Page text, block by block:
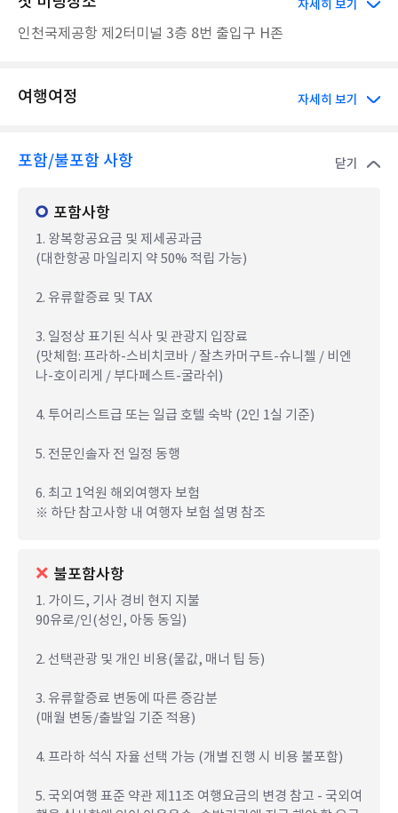
자세히 보기
인천국제공항 제2터미널 3층 8번 출입구 H존
여행여정 자세히 보기
포함/불포함 사항 닫기
포함사항
1. 왕복항공요금 및 제세공과금
(대한항공 마일리지 약 50% 적립 가능)
2. 유류할증료 및 TAX
3. 일정상 표기된 식사 및 관광지 입장료
(맛체험: 프라하-스비치코바 / 잘츠카머구트-슈니첼 / 비엔
나-호이리게 / 부다페스트-굴라쉬)
4. 투어리스트급 또는 일급 호텔 숙박 (2인 1실 기준)
5. 전문인솔자 전 일정 동행
6. 최고 1억원 해외여행자 보험
※ 하단 참고사항 내 여행자 보험 설명 참조
불포함사항
1. 가이드, 기사 경비 현지 지불
90유로/인(성인, 아동 동일)
2. 선택관광 및 개인 비용(물값, 매너 팁 등)
3. 유류할증료 변동에 따른 증감분
(매월 변동/출발일 기준 적용)
4. 프라하 석식 자율 선택 가능 (개별 진행 시 비용 불포함)
5. 국외여행 표준 약관 제11조 여행요금의 변경 참고 - 국외여